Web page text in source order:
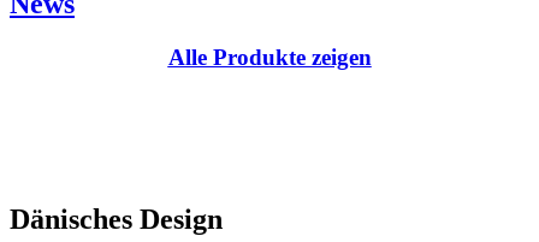
Alle Produkte zeigen
Dänisches Design